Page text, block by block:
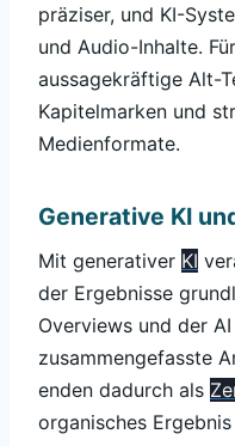
präziser, und KI-
und Audio-Inhalte.
aussagekräftige Alt-
Kapitelmarken und
Medienformate.
Generative KI
Mit generativer KI
der Ergebnisse
Overviews und der
zusammengefasste
enden dadurch als
organisches